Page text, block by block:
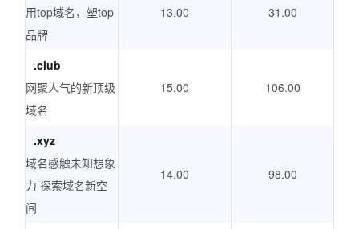
用top域名，塑top
品牌
13.00 31.00
.club
网聚人气的新顶级
域名
15.00 106.00
.xyz
域名感触未知想象
力 探索域名新空
间
14.00 98.00